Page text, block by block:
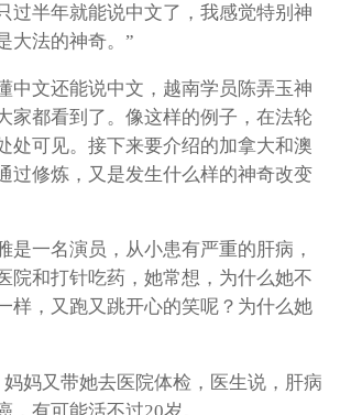
过半年就能说中文了，我感觉特别神
大法的神奇。”
中文还能说中文，越南学员陈弄玉神
家都看到了。像这样的例子，在法轮
处可见。接下来要介绍的加拿大和澳
过修炼，又是发生什么样的神奇改变
是一名演员，从小患有严重的肝病，
院和打针吃药，她常想，为什么她不
样，又跑又跳开心的笑呢？为什么她
妈又带她去医院体检，医生说，肝病